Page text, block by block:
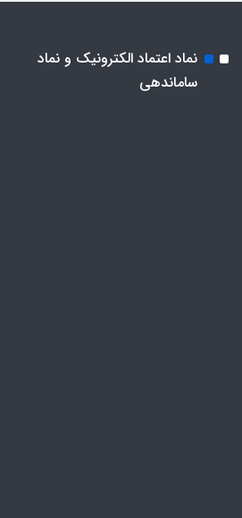
نماد اعتماد الکترونیک و نماد
ساماندهی